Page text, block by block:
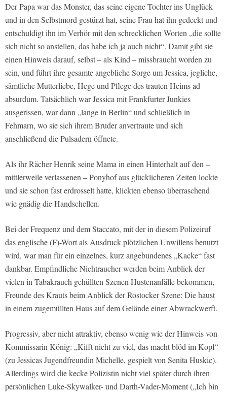
Der Papa war das Monster, das seine eigene Tochter ins Unglück
und in den Selbstmord gestürzt hat, seine Frau hat ihn gedeckt und
entschuldigt ihn im Verhör mit den schrecklichen Worten „die sollte
sich nicht so anstellen, das habe ich ja auch nicht“. Damit gibt sie
einen Hinweis darauf, selbst – als Kind – missbraucht worden zu
sein, und führt ihre gesamte angebliche Sorge um Jessica, jegliche,
sämtliche Mutterliebe, Hege und Pflege des trauten Heims ad
absurdum. Tatsächlich war Jessica mit Frankfurter Junkies
ausgerissen, war dann „lange in Berlin“ und schließlich in
Fehmarn, wo sie sich ihrem Bruder anvertraute und sich
anschließend die Pulsadern öffnete.
Als ihr Rächer Henrik seine Mama in einen Hinterhalt auf den –
mittlerweile verlassenen – Ponyhof aus glücklicheren Zeiten lockte
und sie schon fast erdrosselt hatte, klickten ebenso überraschend
wie gnädig die Handschellen.
Bei der Frequenz und dem Staccato, mit der in diesem Polizeiruf
das englische (F)-Wort als Ausdruck plötzlichen Unwillens benutzt
wird, war man für ein einzelnes, kurz angebundenes „Kacke“ fast
dankbar. Empfindliche Nichtraucher werden beim Anblick der
vielen in Tabakrauch gehüllten Szenen Hustenanfälle bekommen,
Freunde des Krauts beim Anblick der Rostocker Szene: Die haust
in einem zugemüllten Haus auf dem Gelände einer Abwrackwerft.
Progressiv, aber nicht attraktiv, ebenso wenig wie der Hinweis von
Kommissarin König: „Kifft nicht zu viel, das macht blöd im Kopf“
(zu Jessicas Jugendfreundin Michelle, gespielt von Senita Huskic).
Allerdings wird die kecke Polizistin nicht viel später durch ihren
persönlichen Luke-Skywalker- und Darth-Vader-Moment („Ich bin